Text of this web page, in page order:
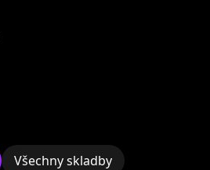
Všechny skladby